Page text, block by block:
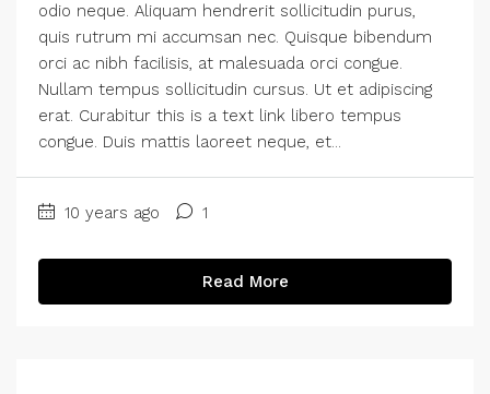
odio neque. Aliquam hendrerit sollicitudin purus,
quis rutrum mi accumsan nec. Quisque bibendum
orci ac nibh facilisis, at malesuada orci congue.
Nullam tempus sollicitudin cursus. Ut et adipiscing
erat. Curabitur this is a text link libero tempus
congue. Duis mattis laoreet neque, et...
10 years ago 1
Read More